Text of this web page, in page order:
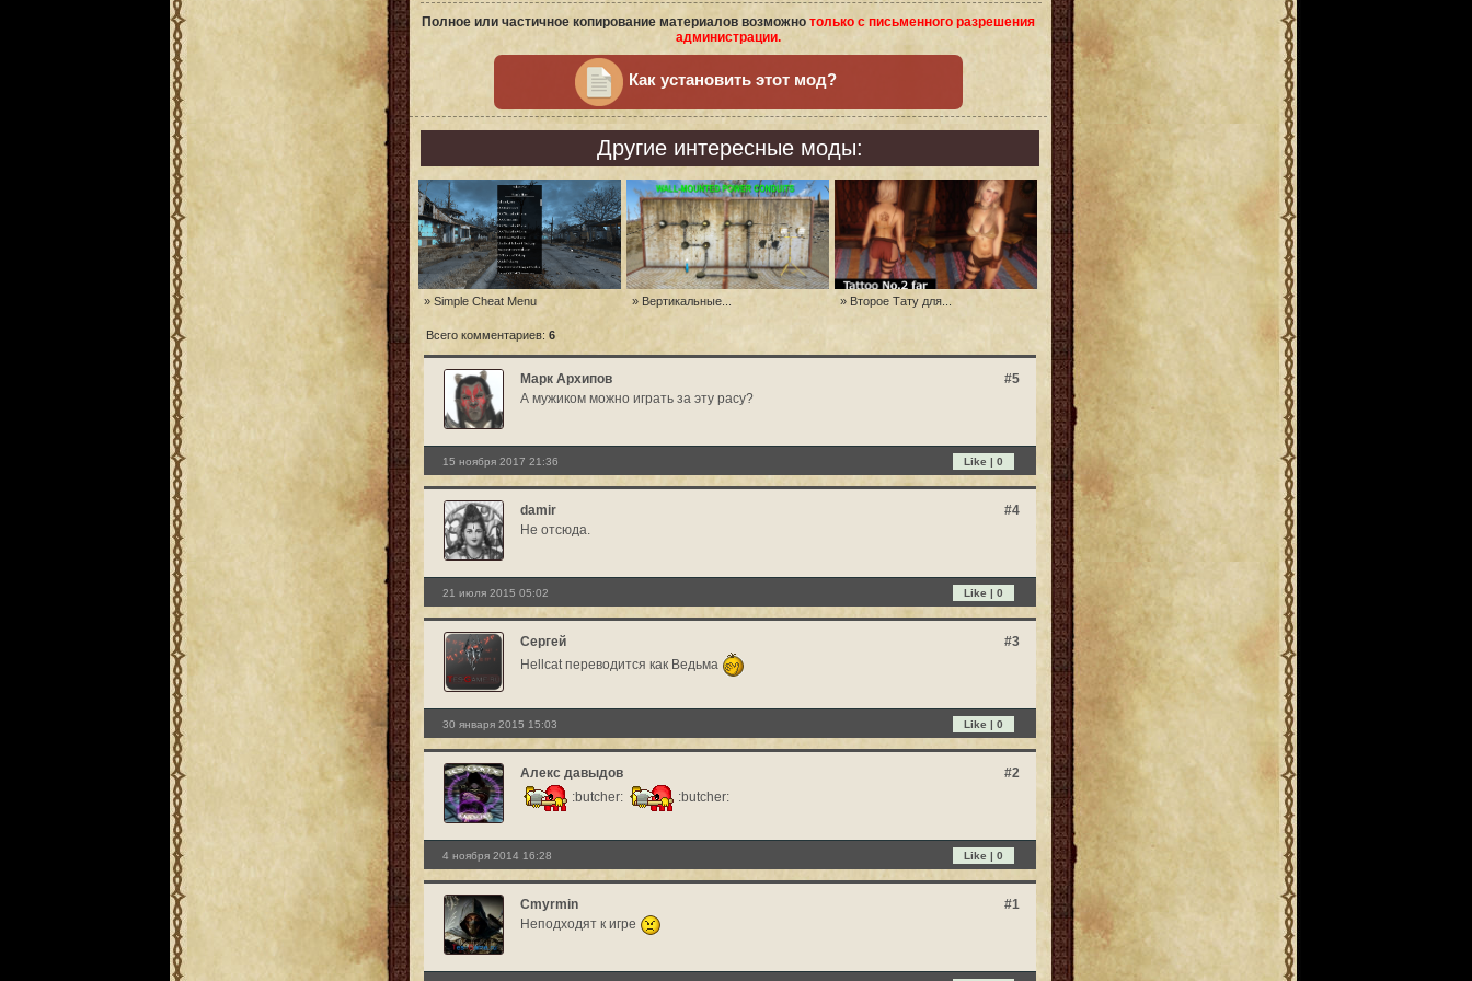
Полное или частичное копирование материалов возможно только с письменного разрешения
администрации.
Как установить этот мод?
Другие интересные моды:
» Simple Cheat Menu » Вертикальные... » Второе Тату для...
Всего комментариев: 6
Марк Архипов
#5
А мужиком можно играть за эту расу?
15 ноября 2017 21:36 Like | 0
damir
#4
Не отсюда.
21 июля 2015 05:02 Like | 0
Сергей
#3
Hellcat переводится как Ведьма
30 января 2015 15:03 Like | 0
Алекс давыдов
#2
:butcher:
:butcher:
4 ноября 2014 16:28 Like | 0
Cmyrmin
#1
Неподходят к игре